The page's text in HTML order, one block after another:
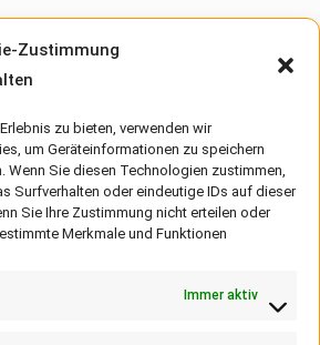
Zustimmung
zu bieten, verwenden wir
um Geräteinformationen zu speichern
Wenn Sie diesen Technologien zustimmen,
Surfverhalten oder eindeutige IDs auf dieser
Sie Ihre Zustimmung nicht erteilen oder
Merkmale und Funktionen
Immer aktiv